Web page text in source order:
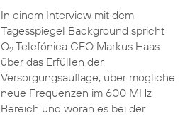
In einem Interview mit dem
Tagesspiegel Background spricht
O2Telefónica CEO Markus Haas
über das Erfüllen der
Versorgungsauflage, über mögliche
neue Frequenzen im 600 MHz
Bereich und woran es bei der